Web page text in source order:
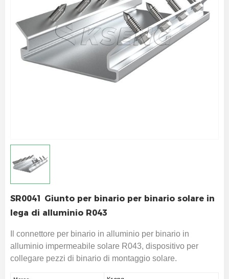
SR0041 Giunto per binario per binario solare in
lega di alluminio R043
Il connettore per binario in alluminio per binario in
alluminio impermeabile solare R043, dispositivo per
collegare pezzi di binario di montaggio solare.